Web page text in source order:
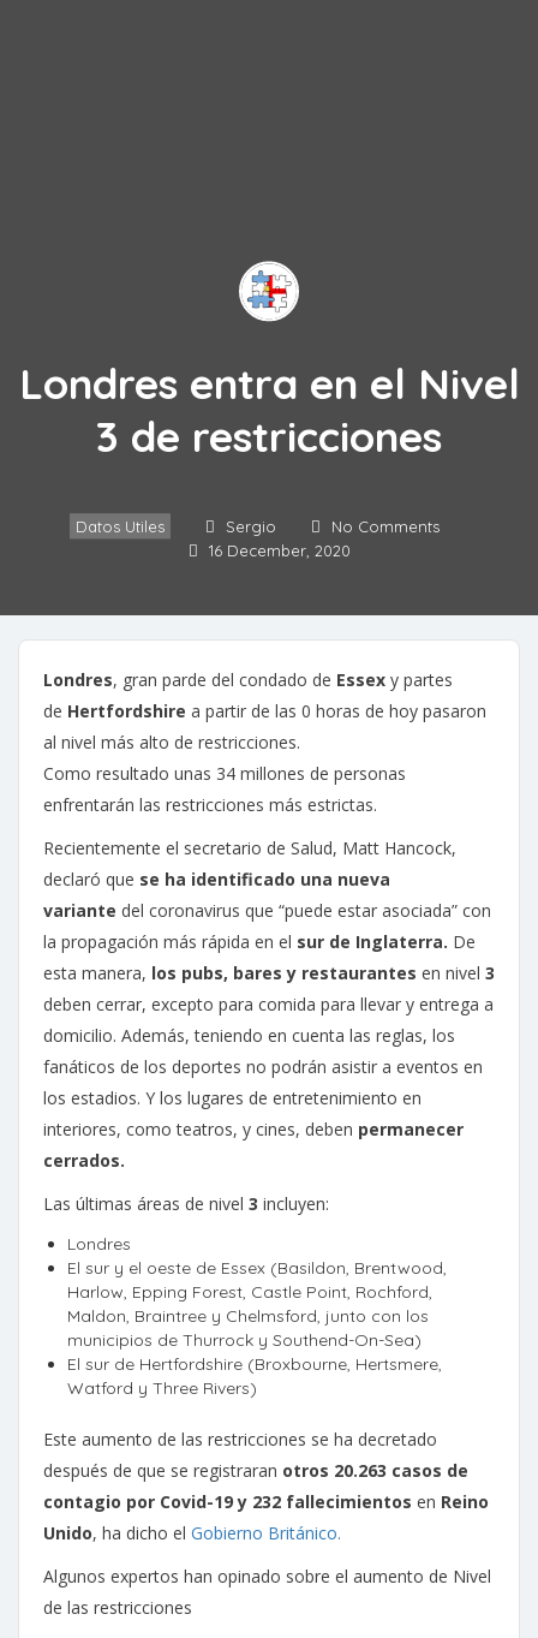
Londres entra en el Nivel
3 de restricciones
Datos Utiles Sergio
No Comments
16 December, 2020
Londres, gran parde del condado de Essex y partes
de Hertfordshire a partir de las 0 horas de hoy pasaron
al nivel más alto de restricciones.
Como resultado unas 34 millones de personas
enfrentarán las restricciones más estrictas.
Recientemente el secretario de Salud, Matt Hancock,
declaró que se ha identificado una nueva
variante del coronavirus que “puede estar asociada” con
la propagación más rápida en el sur de Inglaterra. De
esta manera, los pubs, bares y restaurantes en nivel 3
deben cerrar, excepto para comida para llevar y entrega a
domicilio. Además, teniendo en cuenta las reglas, los
fanáticos de los deportes no podrán asistir a eventos en
los estadios. Y los lugares de entretenimiento en
interiores, como teatros, y cines, deben permanecer
cerrados.
Las últimas áreas de nivel 3 incluyen:
Londres
El sur y el oeste de Essex (Basildon, Brentwood,
Harlow, Epping Forest, Castle Point, Rochford,
Maldon, Braintree y Chelmsford, junto con los
municipios de Thurrock y Southend-On-Sea)
El sur de Hertfordshire (Broxbourne, Hertsmere,
Watford y Three Rivers)
Este aumento de las restricciones se ha decretado
después de que se registraran otros 20.263 casos de
contagio por Covid-19 y 232 fallecimientos en Reino
Unido, ha dicho el Gobierno Británico.
Algunos expertos han opinado sobre el aumento de Nivel
de las restricciones